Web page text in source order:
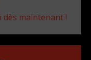
maintenant !